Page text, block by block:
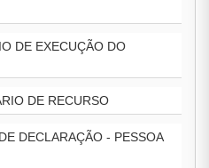
DE EXECUÇÃO DO
DE RECURSO
DECLARAÇÃO - PESSOA